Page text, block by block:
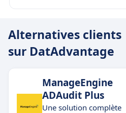
Alternatives clients
sur DatAdvantage
ManageEngine
ADAudit Plus
Une solution complète